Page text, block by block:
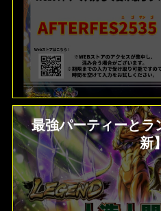
最強パーティーとランキング！【7/29更
新